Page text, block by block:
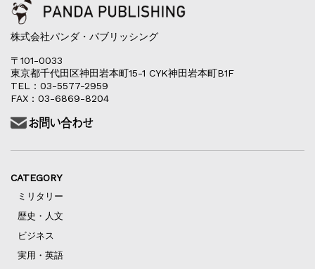
株式会社パンダ・パブリッシング
〒101-0033
東京都千代田区神田岩本町15-1 CYK神田岩本町B1F
TEL：03-5577-2959
FAX：03-6869-8204
CATEGORY
ミリタリー
歴史・人文
ビジネス
実用・英語